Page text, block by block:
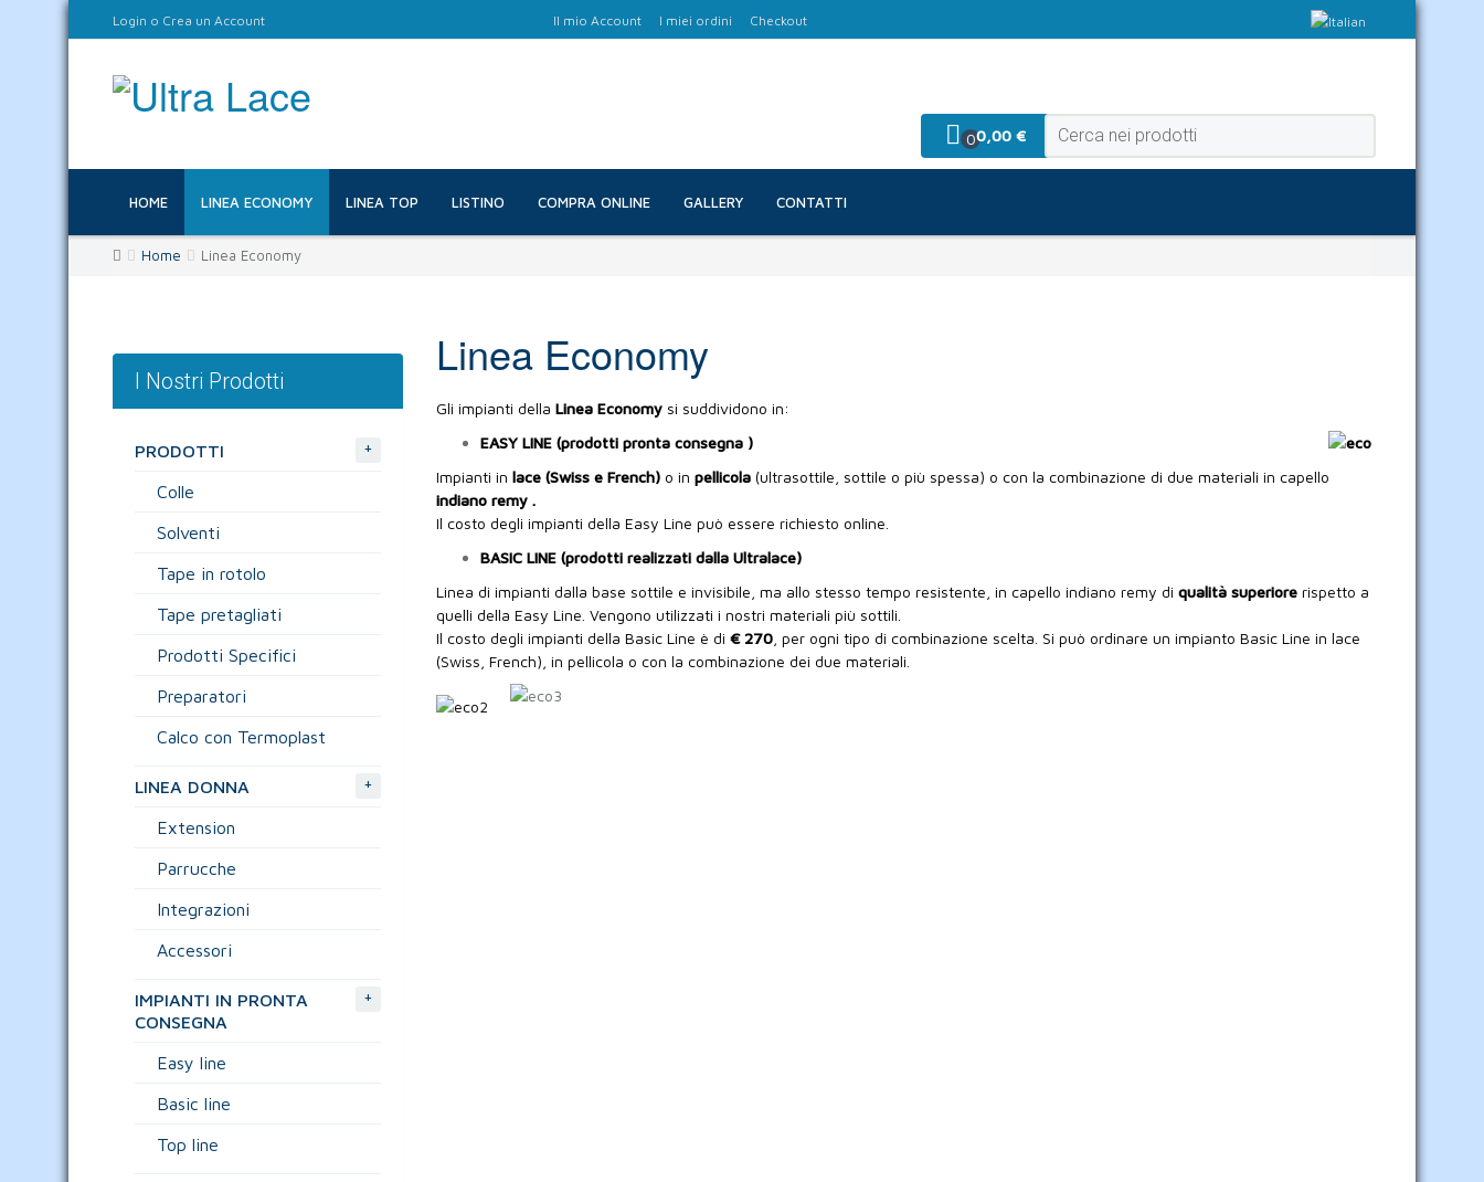
Login o Crea un Account Il mio Account I miei ordini Checkout
00,00 €
HOME LINEA ECONOMY LINEA TOP LISTINO COMPRA ONLINE GALLERY CONTATTI
Home Linea Economy
Linea Economy
Gli impianti della Linea Economysi suddividono in:
EASY LINE (prodotti pronta consegna )
Impianti in lace (Swiss e French)o in pellicola(ultrasottile, sottile o più spessa) o con la combinazione di due materiali in capello
indiano remy .
Il costo degli impianti della Easy Line può essere richiesto online.
BASIC LINE (prodotti realizzati dalla Ultralace)
Linea di impianti dalla base sottile e invisibile, ma allo stesso tempo resistente, in capello indiano remy di qualità superiorerispetto a
quelli della Easy Line. Vengono utilizzati i nostri materiali più sottili.
Il costo degli impianti della Basic Line è di € 270, per ogni tipo di combinazione scelta. Si può ordinare un impianto Basic Line in lace
(Swiss, French), in pellicola o con la combinazione dei due materiali.
I Nostri Prodotti
PRODOTTI +
Colle
Solventi
Tape in rotolo
Tape pretagliati
Prodotti Specifici
Preparatori
Calco con Termoplast
LINEA DONNA +
Extension
Parrucche
Integrazioni
Accessori
IMPIANTI IN PRONTA
CONSEGNA
+
Easy line
Basic line
Top line